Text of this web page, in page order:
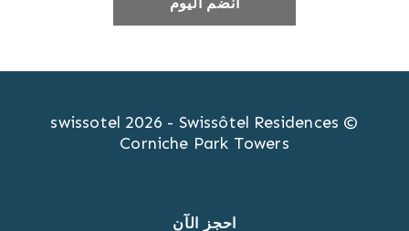
© swissotel 2026 - Swissôtel Residences
Corniche Park Towers
احجز الآن